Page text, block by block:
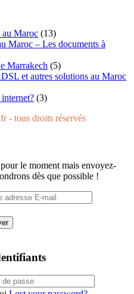
au Maroc (13)
Maroc – Les documents à
Marrakech (5)
et autres solutions au Maroc
(3)
- tous droits réservés
le moment mais envoyez-
dès que possible !